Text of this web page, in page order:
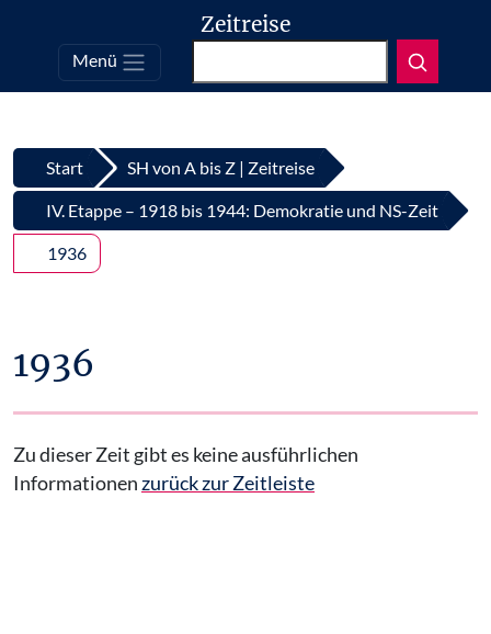
Top
Zum Inhalt springen
Zeitreise
Menü
Start SH von A bis Z | Zeitreise
IV. Etappe – 1918 bis 1944: Demokratie und NS-Zeit
1936
1936
Zu dieser Zeit gibt es keine ausführlichen
Informationenzurück zur Zeitleiste